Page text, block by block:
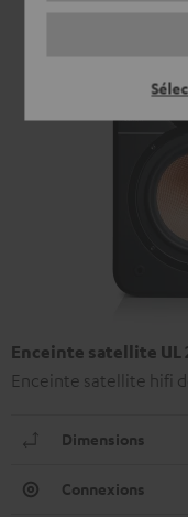
Enceinte satellite UL
Enceinte satellite hifi
Dimensions
Connexions